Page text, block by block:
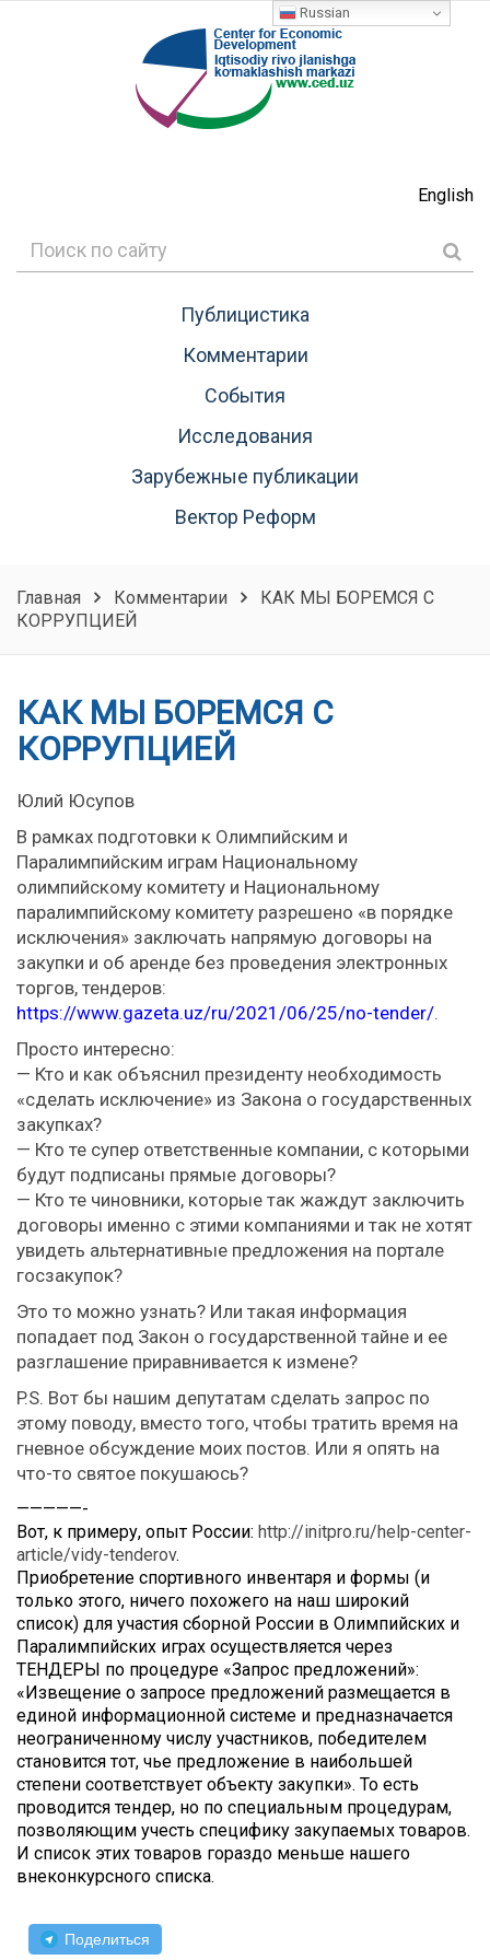
English
Публицистика
Комментарии
События
Исследования
Зарубежные публикации
Вектор Реформ
Главная Комментарии
КАК МЫ БОРЕМСЯ С
КОРРУПЦИЕЙ
КАК МЫ БОРЕМСЯ С
КОРРУПЦИЕЙ
Юлий Юсупов
В рамках подготовки к Олимпийским и
Паралимпийским играм Национальному
олимпийскому комитету и Национальному
паралимпийскому комитету разрешено «в порядке
исключения» заключать напрямую договоры на
закупки и об аренде без проведения электронных
торгов, тендеров:
https://www.gazeta.uz/ru/2021/06/25/no-tender/.
Просто интересно:
— Кто и как объяснил президенту необходимость
«сделать исключение» из Закона о государственных
закупках?
— Кто те супер ответственные компании, с которыми
будут подписаны прямые договоры?
— Кто те чиновники, которые так жаждут заключить
договоры именно с этими компаниями и так не хотят
увидеть альтернативные предложения на портале
госзакупок?
Это то можно узнать? Или такая информация
попадает под Закон о государственной тайне и ее
разглашение приравнивается к измене?
P.S. Вот бы нашим депутатам сделать запрос по
этому поводу, вместо того, чтобы тратить время на
гневное обсуждение моих постов. Или я опять на
что-то святое покушаюсь?
—————-
Вот, к примеру, опыт России: http://initpro.ru/help-center-
article/vidy-tenderov.
Приобретение спортивного инвентаря и формы (и
только этого, ничего похожего на наш широкий
список) для участия сборной России в Олимпийских и
Паралимпийских играх осуществляется через
ТЕНДЕРЫ по процедуре «Запрос предложений»:
«Извещение о запросе предложений размещается в
единой информационной системе и предназначается
неограниченному числу участников, победителем
становится тот, чье предложение в наибольшей
степени соответствует объекту закупки». То есть
проводится тендер, но по специальным процедурам,
позволяющим учесть специфику закупаемых товаров.
И список этих товаров гораздо меньше нашего
внеконкурсного списка.
Поделиться
Russian